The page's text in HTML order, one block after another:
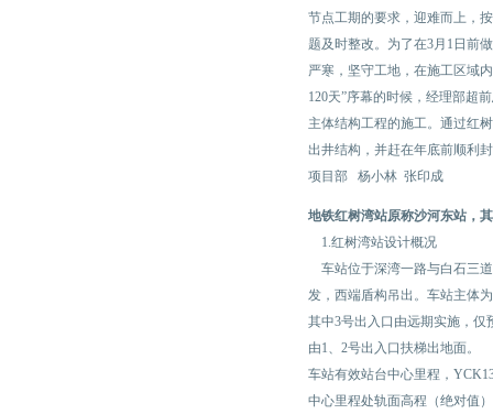
节点工期的要求，迎难而上，
题及时整改。为了在3月1日前
严寒，坚守工地，在施工区域
120天”序幕的时候，经理部超
主体结构工程的施工。通过红
出井结构，并赶在年底前顺利
项目部 杨小林 张印成
地铁红树湾站原称沙河东站，
1.红树湾站设计概况
车站位于深湾一路与白石三
发，西端盾构吊出。车站主体
其中3号出入口由远期实施，
由1、2号出入口扶梯出地面。
车站有效站台中心里程，
中心里程处轨面高程（绝对值